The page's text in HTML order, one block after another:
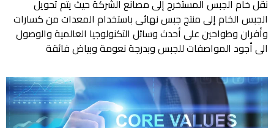
خام الجبس المستخرج إلى مصانع الشركة حيث يتم تحويل
الخام إلى منتج جبس نهائى باستخدام المعدات من كسارات
وطواحين على أحدث وسائل التكنولوجيا العالمية والوصول
أجود المواصفات للجبس وبدرجة نعومة وبياض فائقة